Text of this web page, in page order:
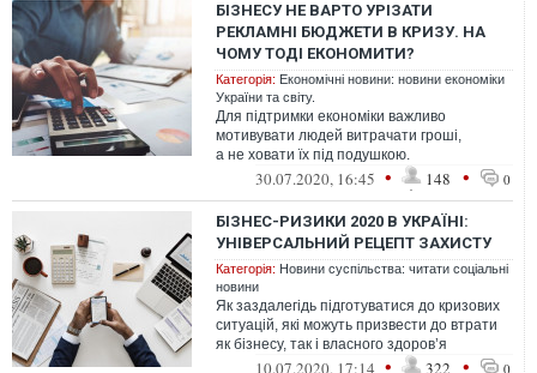
БІЗНЕСУ НЕ ВАРТО УРІЗАТИ
РЕКЛАМНІ БЮДЖЕТИ В КРИЗУ. НА
ЧОМУ ТОДІ ЕКОНОМИТИ?
Категорія: Економічні новини: новини економіки
України та світу.
Для підтримки економіки важливо
мотивувати людей витрачати гроші,
а не ховати їх під подушкою.
30.07.2020, 16:45 • 148 • 0
БІЗНЕС-РИЗИКИ 2020 В УКРАЇНІ:
УНІВЕРСАЛЬНИЙ РЕЦЕПТ ЗАХИСТУ
Категорія: Новини суспільства: читати соціальні
новини
Як заздалегідь підготуватися до кризових
ситуацій, які можуть призвести до втрати
як бізнесу, так і власного здоров’я
10.07.2020, 17:14 • 322 • 0